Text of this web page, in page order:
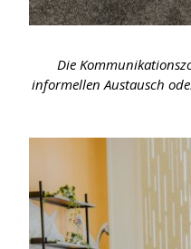
Die
informellen Austausch